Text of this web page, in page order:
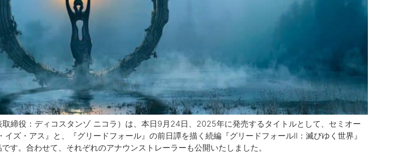
締役：ディコスタンゾ ニコラ）は、本日9月24日、2025年に発売するタイトルとして、セミオー
ズ・アス』と、『グリードフォール』の前日譚を描く続編『グリードフォールII：滅びゆく世界』
。合わせて、それぞれのアナウンストレーラーも公開いたしました。